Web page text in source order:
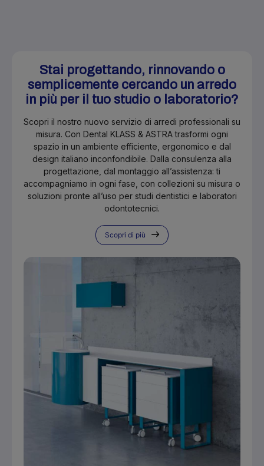
Stai progettando, rinnovando o
semplicemente cercando un arredo
in più per il tuo studio o laboratorio?
Scopri il nostro nuovo servizio di arredi professionali su
misura. Con Dental KLASS & ASTRA trasformi ogni
spazio in un ambiente efficiente, ergonomico e dal
design italiano inconfondibile. Dalla consulenza alla
progettazione, dal montaggio all’assistenza: ti
accompagniamo in ogni fase, con collezioni su misura o
soluzioni pronte all’uso per studi dentistici e laboratori
odontotecnici.
Scopri di più